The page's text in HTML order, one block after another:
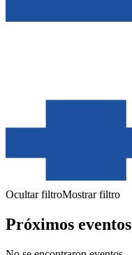
Ocultar filtroMostrar filtro
Próximos eventos